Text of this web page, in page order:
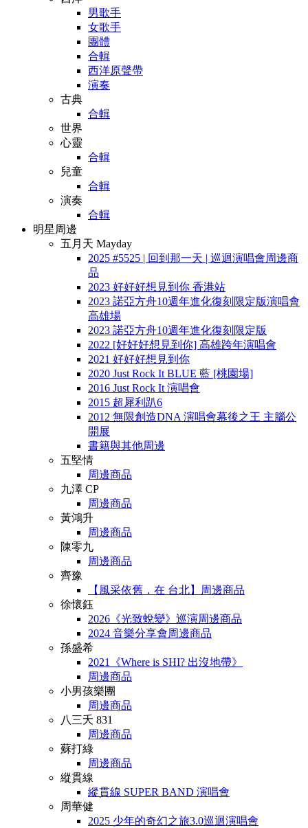
男歌手
女歌手
團體
合輯
西洋原聲帶
演奏
古典
合輯
世界
心靈
合輯
兒童
合輯
演奏
合輯
明星周邊
五月天 Mayday
2025 #5525 | 回到那一天 | 巡迴演唱會周邊商
品
2023 好好好想見到你 香港站
2023 諾亞方舟10週年進化復刻限定版演唱會
高雄場
2023 諾亞方舟10週年進化復刻限定版
2022 [好好好想見到你] 高雄跨年演唱會
2021 好好好想見到你
2020 Just Rock It BLUE 藍 [桃園場]
2016 Just Rock It 演唱會
2015 超犀利趴6
2012 無限創造DNA 演唱會幕後之王 主腦公
開展
書籍與其他周邊
五堅情
周邊商品
九澤 CP
周邊商品
黃鴻升
周邊商品
陳零九
周邊商品
齊豫
【風采依舊．在 台北】周邊商品
徐懷鈺
2026《光致蛻變》巡演周邊商品
2024 音樂分享會周邊商品
孫盛希
2021《Where is SHI? 出沒地帶》
周邊商品
小男孩樂團
周邊商品
八三夭 831
周邊商品
蘇打綠
周邊商品
縱貫線
縱貫線 SUPER BAND 演唱會
周華健
2025 少年的奇幻之旅3.0巡迴演唱會